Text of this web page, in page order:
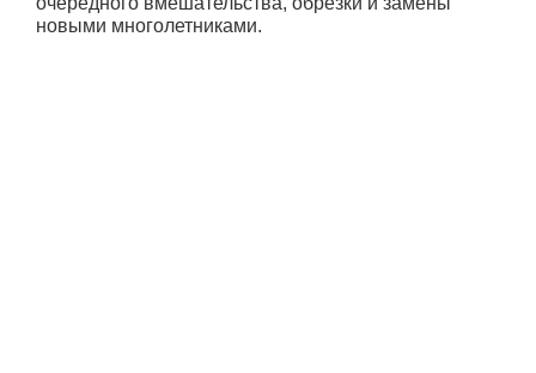
новыми многолетниками.